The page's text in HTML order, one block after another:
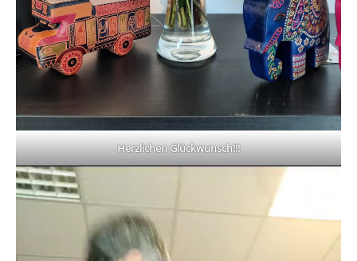
Herzlichen Glückwunsch!!!